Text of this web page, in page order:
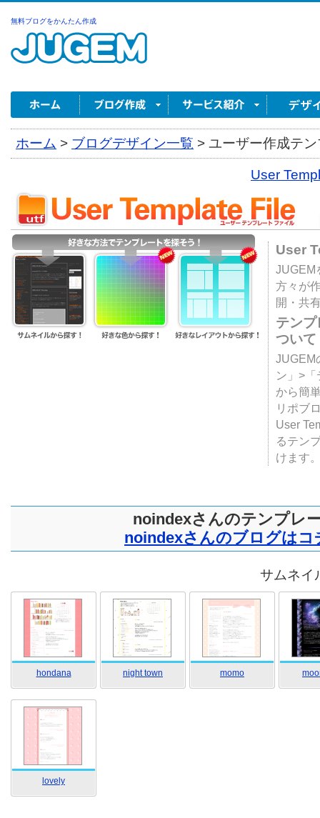
無料ブログをかんたん作成
ホーム > ブログデザイン一覧 > ユーザー作成テ
User
User
JUGEM
方々が
開・共
テン
ついて
JUGEM
ン」>
から簡
リポブ
User
るテン
けます
noindexさんのテンプレ
noindexさんのブログはコ
サムネイ
hondana night town momo
lovely